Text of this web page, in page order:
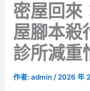
密屋回來
屋腳本殺
診所減重
作者:admin/2026 年